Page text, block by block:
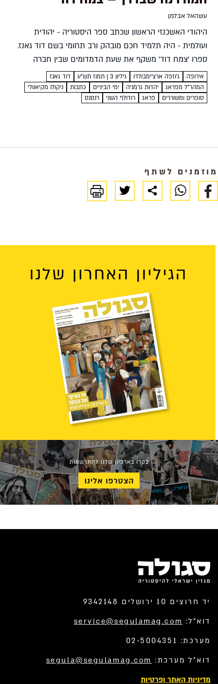
עשהאל אבלמן
היהודי האשכנזי הראשון שכתב ספר היסטוריה - יהודית
ועולמית - היה תלמיד חכם מובהק ורב תחומי בשם דוד גאנז.
ספרו 'צמח דוד' משקף את שעת הדמדומים שבין חברה
מסורתית לחברה מודרנית עשהאל אבלמן דוד גאנז...
אירופה ג'וזפה ארצ'ימבולדו גיליון 3 | תמוז תש"ע
דוד גאנז
המהר"ל מפראג
יהדות גרמניה ימי הביניים כתבות
ניקולו מקיאוולי
סופרים ומשוררים
פראג רודולף השני רנסנס
מוזמנים לשתף
יד חרוצים 10 ירושלים 9342148
דוא”ל: service@segulamag.com
מערכת: 02-5004351
דוא”ל מערכת: segula@segulamag.com
מדיניות האתר ופרטיות